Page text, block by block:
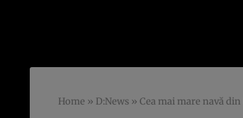
Home » D:News » Cea mai mare navă